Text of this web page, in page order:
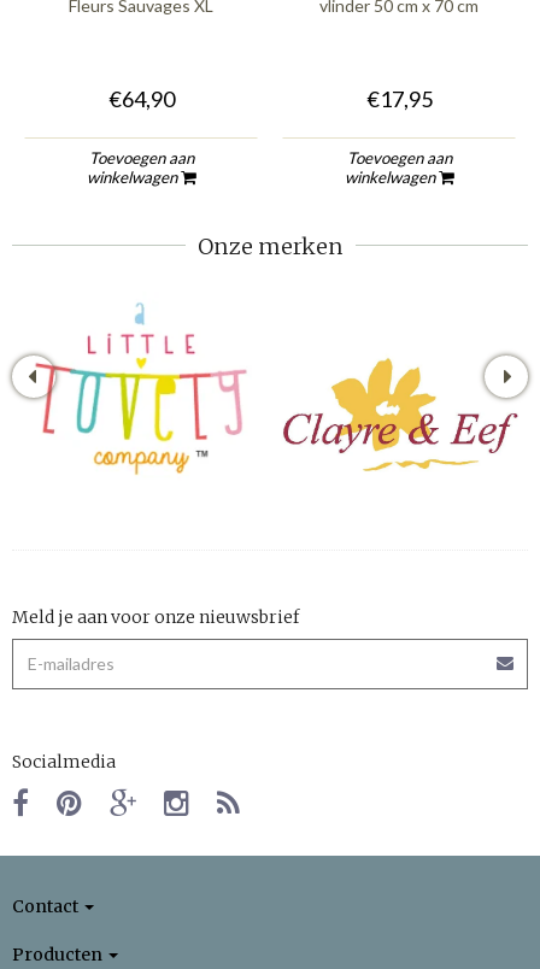
Fleurs Sauvages XL
€64,90
Toevoegen aan
winkelwagen
vlinder 50 cm x 70 cm
€17,95
Toevoegen aan
winkelwagen
Onze merken
Meld je aan voor onze nieuwsbrief
Socialmedia
Contact
Producten